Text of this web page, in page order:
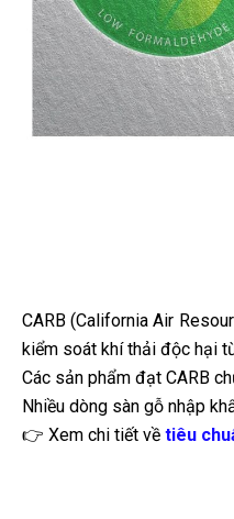
CARB (California Air
Các sản phẩm đạt CARB
👉 Xem chi tiết vềtiêu